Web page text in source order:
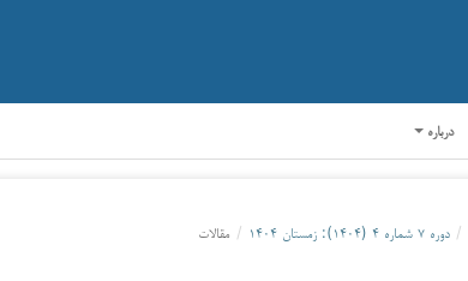
درباره
/ دوره ۷ شماره ۴ (۱۴۰۴): زمستان ۱۴۰۴ / مقالات